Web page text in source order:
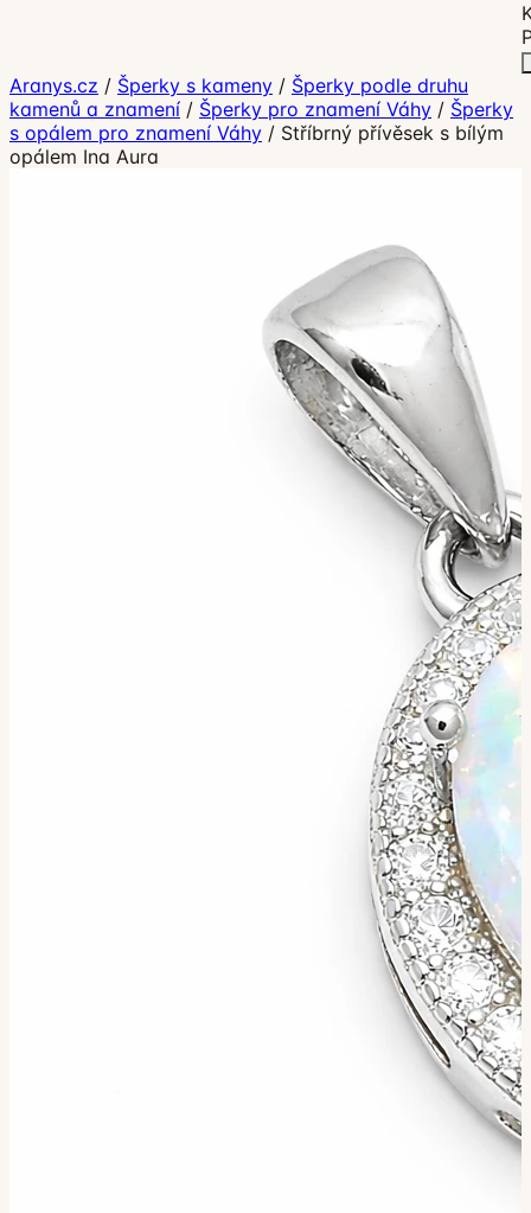
Aranys.cz / Šperky s kameny / Šperky podle druhu
kamenů a znamení / Šperky pro znamení Váhy / Šperky
s opálem pro znamení Váhy / Stříbrný přívěsek s bílým
opálem Ina Aura